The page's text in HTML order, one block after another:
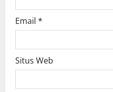
Email *
Situs Web